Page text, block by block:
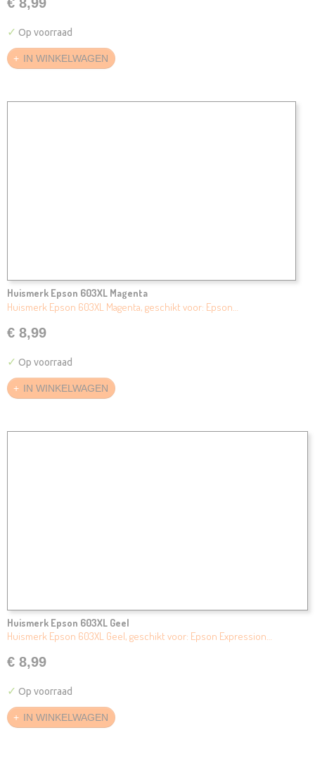
✓ Op voorraad
IN WINKELWAGEN
Huismerk Epson 603XL Magenta
Huismerk Epson 603XL Magenta, geschikt voor: Epson…
€ 8,99
✓ Op voorraad
IN WINKELWAGEN
Huismerk Epson 603XL Geel
Huismerk Epson 603XL Geel, geschikt voor: Epson Expression…
€ 8,99
✓ Op voorraad
IN WINKELWAGEN